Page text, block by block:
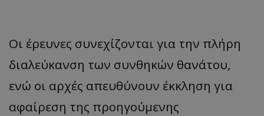
Οι έρευνες συνεχίζονται για την πλήρη
διαλεύκανση των συνθηκών θανάτου,
ενώ οι αρχές απευθύνουν έκκληση για
αφαίρεση της προηγούμενης